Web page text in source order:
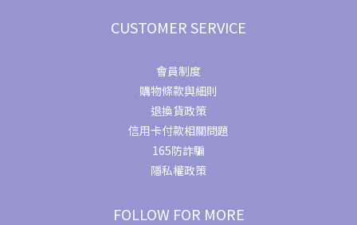
CUSTOMER SERVICE
會員制度
購物條款與細則
退換貨政策
信用卡付款相關問題
165防詐騙
隱私權政策
FOLLOW FOR MORE